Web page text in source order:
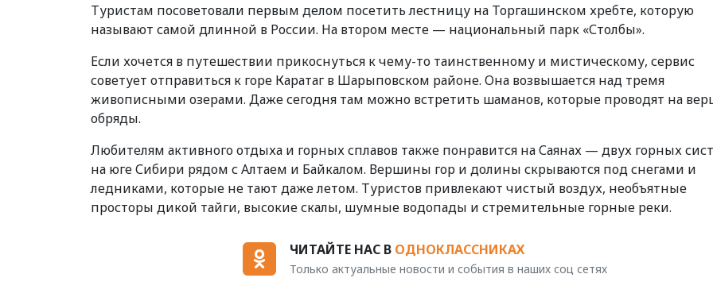
Туристам посоветовали первым делом посетить лестницу на Торгашинском хребте, которую
называют самой длинной в России. На втором месте — национальный парк «Столбы».
Если хочется в путешествии прикоснуться к чему-то таинственному и мистическому, сервис
советует отправиться к горе Каратаг в Шарыповском районе. Она возвышается над тремя
живописными озерами. Даже сегодня там можно встретить шаманов, которые проводят на
обряды.
Любителям активного отдыха и горных сплавов также понравится на Саянах — двух горных
на юге Сибири рядом с Алтаем и Байкалом. Вершины гор и долины скрываются под снегами и
ледниками, которые не тают даже летом. Туристов привлекают чистый воздух, необъятные
просторы дикой тайги, высокие скалы, шумные водопады и стремительные горные реки.
ЧИТАЙТЕ НАС В ОДНОКЛАССНИКАХ
Только актуальные новости и события в наших соц сетях